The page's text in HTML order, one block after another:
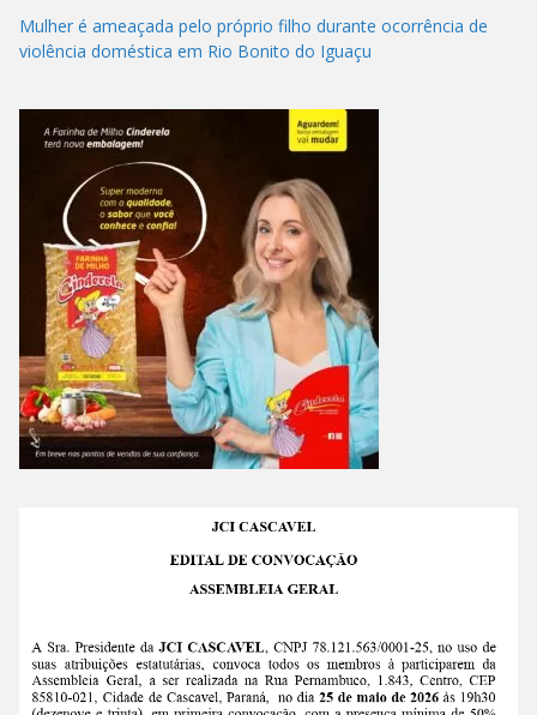
Mulher é ameaçada pelo próprio filho durante ocorrência de
violência doméstica em Rio Bonito do Iguaçu